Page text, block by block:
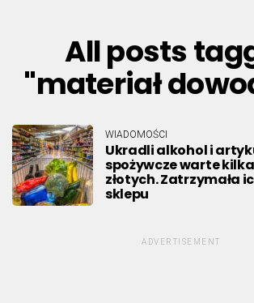
All posts
"materiał
WIADOMOŚCI
Ukradli alkohol i
spożywcze warte
złotych. Zatrzymała
sklepu
ADVERTISEMENT